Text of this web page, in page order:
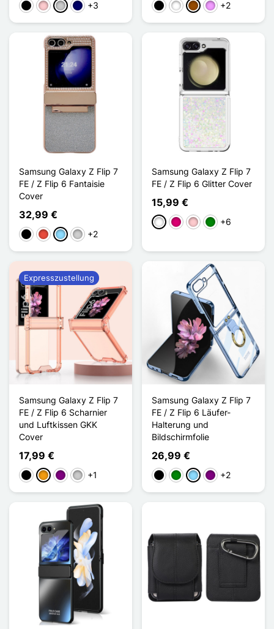
Schwarz
PinkTransparent
Marineblau
+3 Schwarz
WeißBraunHellviolett
+2
Samsung Galaxy Z Flip 7
FE / Z Flip 6 Fantaisie
Cover
32,99 €
Schwarz
Rot HellblauSilber
+2
Samsung Galaxy Z Flip 7
FE / Z Flip 6 Glitter Cover
15,99 €
WeißMagenta
PinkGrün+6
Samsung Galaxy Z Flip 7
FE / Z Flip 6 Scharnier
und Luftkissen GKK
Cover
17,99 €
Schwarz
OrangeViolettTransparent
+1
Expresszustellung
Samsung Galaxy Z Flip 7
FE / Z Flip 6 Läufer-
Halterung und
Bildschirmfolie
26,99 €
Schwarz
GrünHellblauViolett
+2